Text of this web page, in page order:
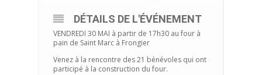
DÉTAILS DE L'ÉVÉNEMENT
VENDREDI 30 MAI à partir de 17h30 au four à
pain de Saint Marc à Frongier
Venez à la rencontre des 21 bénévoles qui ont
participé à la construction du four.